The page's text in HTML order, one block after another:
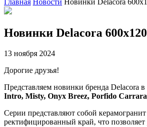
Новинки Delacora
13 ноября 2024
Дорогие друзья!
Представляем новинки бренда Delacora
Intro, Misty, Onyx Breez, Porfido
Серии представляют собой
ректифицированный край, что